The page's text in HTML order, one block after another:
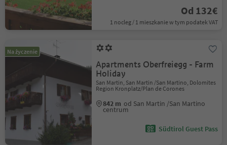
Od 132€
1 nocleg / 1 mieszkanie w tym podatek VAT
Na życzenie
Apartments Oberfreiegg - Farm
Holiday
San Martin, San Martin /San Martino, Dolomites
Region Kronplatz/Plan de Corones
842 m od San Martin /San Martino
centrum
Südtirol Guest Pass